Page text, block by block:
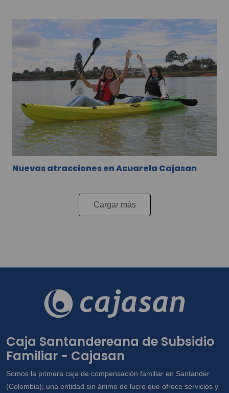
Nuevas atracciones en Acuarela Cajasan
Cargar más
Caja Santandereana de Subsidio
Familiar - Cajasan
Somos la primera caja de compensación familiar en Santander
(Colombia); una entidad sin ánimo de lucro que ofrece servicios y